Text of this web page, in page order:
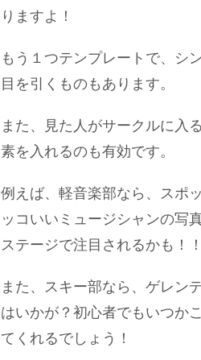
りますよ！
もう１つテンプレートで、シ
目を引くものもあります。
また、見た人がサークルに入
素を入れるのも有効です。
例えば、軽音楽部なら、スポ
ッコいいミュージシャンの写
ステージで注目されるかも！
また、スキー部なら、ゲレン
はいかが？初心者でもいつか
てくれるでしょう！